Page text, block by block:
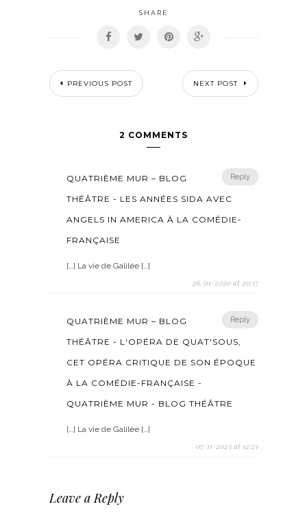
SHARE
PREVIOUS POST NEXT POST
2 COMMENTS
Reply
QUATRIÈME MUR – BLOG
THÉÂTRE - LES ANNÉES SIDA AVEC
ANGELS IN AMERICA À LA COMÉDIE-
FRANÇAISE
[…] La vie de Galilée […]
26/01/2020 at 20:17
Reply
QUATRIÈME MUR – BLOG
THÉÂTRE - L'OPÉRA DE QUAT'SOUS,
CET OPÉRA CRITIQUE DE SON ÉPOQUE
À LA COMÉDIE-FRANÇAISE -
QUATRIÈME MUR - BLOG THÉÂTRE
[…] La vie de Galilée […]
07/11/2023 at 12:21
Leave a Reply